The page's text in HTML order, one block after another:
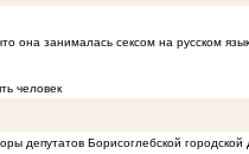
она занималась сексом на русском
человек
депутатов Борисоглебской